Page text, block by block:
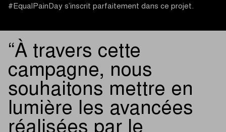
#EqualPainDay s’inscrit parfaitement dans ce projet.
À travers cette
campagne, nous
souhaitons mettre en
lumière les avancées